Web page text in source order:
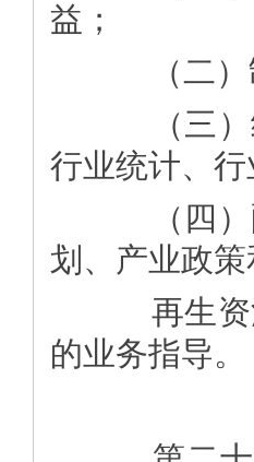
益；
（二）
（三）
行业统计、
（四）
划、产业政
再生资
的业务指导。